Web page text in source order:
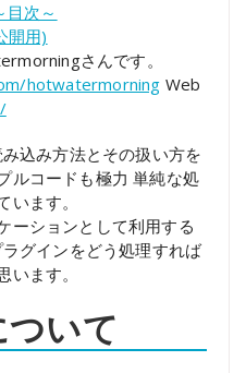
次～
開用)
さんです。
hotwatermorning Web
込み方法とその扱い方を
ルコードも極力 単純な処
ます。
ーションとして利用する
グインをどう処理すれば
ます。
いて